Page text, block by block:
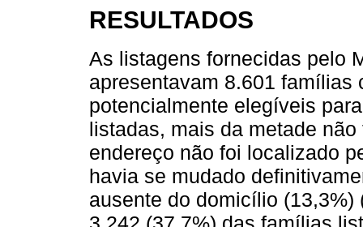
RESULTADOS
As listagens fornecidas pelo
apresentavam 8.601 famílias
potencialmente elegíveis
listadas, mais da metade
endereço não foi localizado
havia se mudado
ausente do domicílio (13,3%)